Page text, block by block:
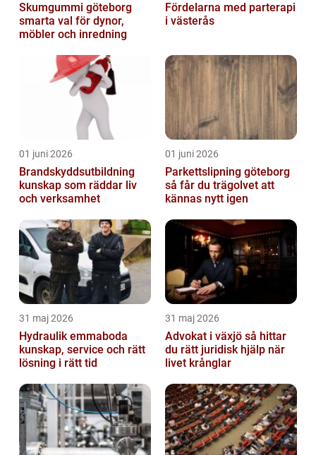
Skumgummi göteborg
smarta val för dynor,
möbler och inredning
Fördelarna med parterapi
i västerås
01 juni 2026
Brandskyddsutbildning
kunskap som räddar liv
och verksamhet
01 juni 2026
Parkettslipning göteborg
så får du trägolvet att
kännas nytt igen
31 maj 2026
Hydraulik emmaboda
kunskap, service och rätt
lösning i rätt tid
31 maj 2026
Advokat i växjö så hittar
du rätt juridisk hjälp när
livet krånglar